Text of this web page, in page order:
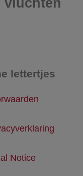
vluchten
lettertjes
Notice